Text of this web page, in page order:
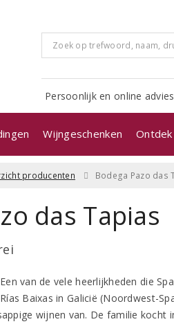
Persoonlijk en online advies
Wijngeschenken
producenten Bodega Pazo das
das Tapias
Een van de vele heerlijkheden die
Rías Baixas in Galicië (Noordwest-
wijnen van. De familie kocht